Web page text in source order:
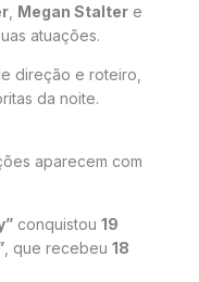
, Megan Staltere
atuações.
direção e roteiro,
da noite.
aparecem com
conquistou 19
, que recebeu 18